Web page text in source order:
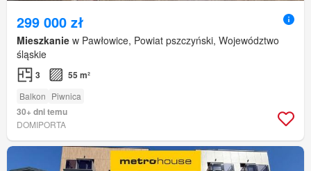
299 000 zł
Mieszkanie w Pawłowice, Powiat pszczyński, Województwo
śląskie
3 55 m²
Balkon Piwnica
30+ dni temu
DOMIPORTA